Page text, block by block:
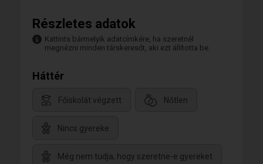
Részletes adatok
Kattints bármelyik adatcímkére, ha szeretnél
megnézni minden társkeresőt, aki ezt állította be.
Háttér
Főiskolát végzett Nőtlen
Nincs gyereke
Még nem tudja, hogy szeretne-e gyereket